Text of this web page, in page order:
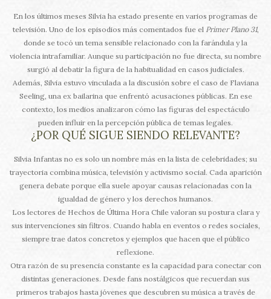
En los últimos meses Silvia ha estado presente en varios programas de
televisión. Uno de los episodios más comentados fue el Primer Plano 31,
donde se tocó un tema sensible relacionado con la farándula y la
violencia intrafamiliar. Aunque su participación no fue directa, su nombre
surgió al debatir la figura de la habitualidad en casos judiciales.
Además, Silvia estuvo vinculada a la discusión sobre el caso de Flaviana
Seeling, una ex bailarina que enfrentó acusaciones públicas. En ese
contexto, los medios analizaron cómo las figuras del espectáculo
pueden influir en la percepción pública de temas legales.
¿POR QUÉ SIGUE SIENDO RELEVANTE?
Silvia Infantas no es solo un nombre más en la lista de celebridades; su
trayectoria combina música, televisión y activismo social. Cada aparición
genera debate porque ella suele apoyar causas relacionadas con la
igualdad de género y los derechos humanos.
Los lectores de Hechos de Última Hora Chile valoran su postura clara y
sus intervenciones sin filtros. Cuando habla en eventos o redes sociales,
siempre trae datos concretos y ejemplos que hacen que el público
reflexione.
Otra razón de su presencia constante es la capacidad para conectar con
distintas generaciones. Desde fans nostálgicos que recuerdan sus
primeros trabajos hasta jóvenes que descubren su música a través de